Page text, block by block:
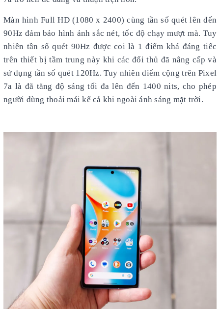
Màn hình Full HD (1080 x 2400) cùng tần số quét lên đến
90Hz đảm bảo hình ảnh sắc nét, tốc độ chạy mượt mà. Tuy
nhiên tần số quét 90Hz được coi là 1 điểm khá đáng tiếc
trên thiết bị tầm trung này khi các đối thủ đã nâng cấp và
sử dụng tần số quét 120Hz. Tuy nhiên điểm cộng trên Pixel
7a là đã tăng độ sáng tối đa lên đến 1400 nits, cho phép
người dùng thoải mái kể cả khi ngoài ánh sáng mặt trời.